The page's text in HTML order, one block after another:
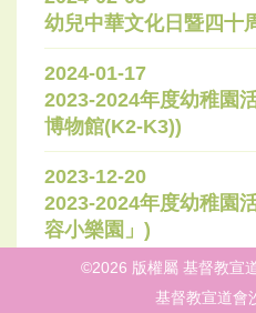
幼兒中華文化日暨四十
2024-01-17
2023-2024年度幼稚園
博物館(K2-K3))
2023-12-20
2023-2024年度幼稚園
容小樂園」)
©2026 版權屬 基督教宣
基督教宣道會